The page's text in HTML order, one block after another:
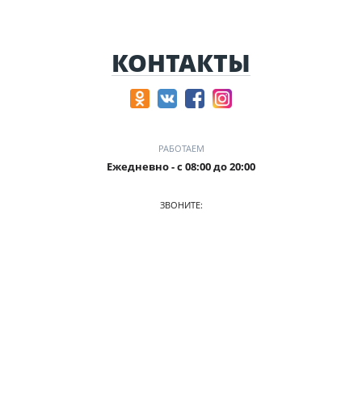
КОНТАКТЫ
РАБОТАЕМ
Ежедневно - с 08:00 до 20:00
ЗВОНИТЕ: